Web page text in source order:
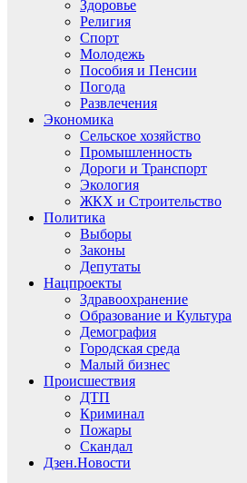
Здоровье
Религия
Спорт
Молодежь
Пособия и Пенсии
Погода
Развлечения
Экономика
Сельское хозяйство
Промышленность
Дороги и Транспорт
Экология
ЖКХ и Строительство
Политика
Выборы
Законы
Депутаты
Нацпроекты
Здравоохранение
Образование и Культура
Демография
Городская среда
Малый бизнес
Происшествия
ДТП
Криминал
Пожары
Скандал
Дзен.Новости